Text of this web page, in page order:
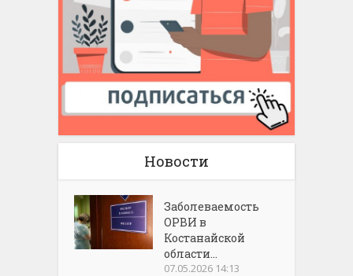
Новости
Заболеваемость
ОРВИ в
Костанайской
области...
07.05.2026 14:13